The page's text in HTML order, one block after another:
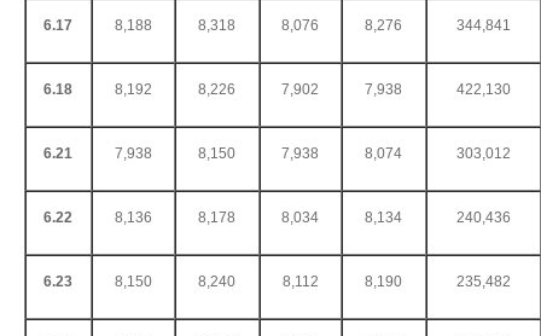
6.17 8,188 8,318 8,076 8,276 344,841
6.18 8,192 8,226 7,902 7,938 422,130
6.21 7,938 8,150 7,938 8,074 303,012
6.22 8,136 8,178 8,034 8,134 240,436
6.23 8,150 8,240 8,112 8,190 235,482